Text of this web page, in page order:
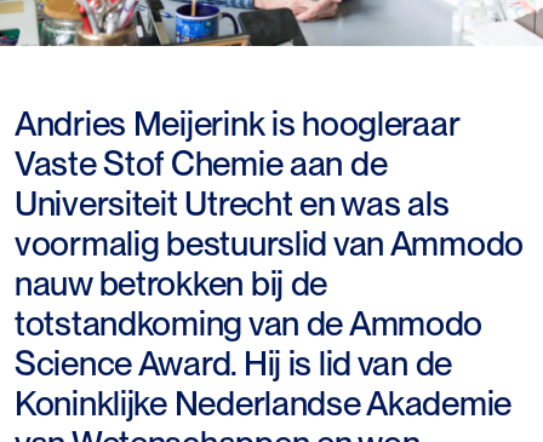
Andries Meijerink is hoogleraar
Vaste Stof Chemie aan de
Universiteit Utrecht en was als
voormalig bestuurslid van Ammodo
nauw betrokken bij de
totstandkoming van de Ammodo
Science Award. Hij is lid van de
Koninklijke Nederlandse Akademie